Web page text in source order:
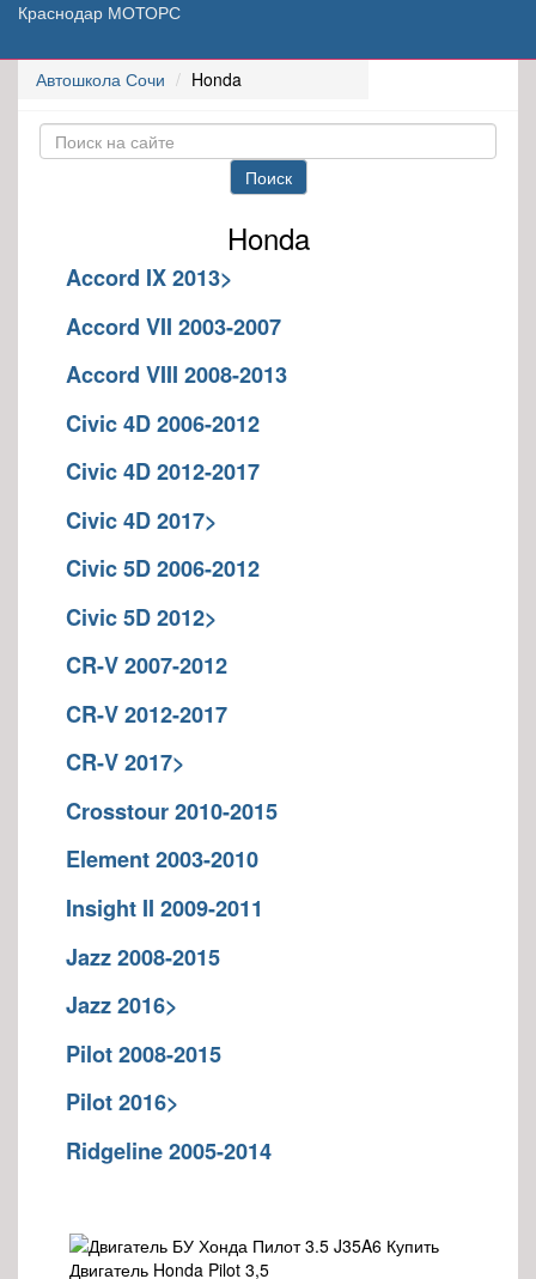
Краснодар МОТОРС
Автошкола Сочи Honda
Поиск
Honda
Accord IX 2013>
Accord VII 2003-2007
Accord VIII 2008-2013
Civic 4D 2006-2012
Civic 4D 2012-2017
Civic 4D 2017>
Civic 5D 2006-2012
Civic 5D 2012>
CR-V 2007-2012
CR-V 2012-2017
CR-V 2017>
Crosstour 2010-2015
Element 2003-2010
Insight II 2009-2011
Jazz 2008-2015
Jazz 2016>
Pilot 2008-2015
Pilot 2016>
Ridgeline 2005-2014